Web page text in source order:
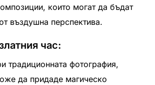
които могат да бъдат
въздушна перспектива.
час:
традиционната фотография,
да придаде магическо